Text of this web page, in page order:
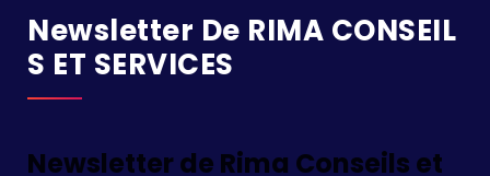
Newsletter De RIMA CONSEIL
S ET SERVICES
Newsletter de Rima Conseils et